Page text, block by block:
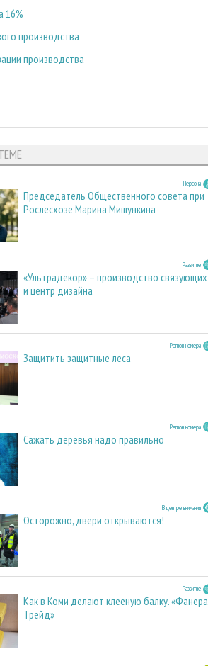
16%
производства
производства
Персона
Председатель Общественного совета при
Рослесхозе Марина Мишункина
Развитие
«Ультрадекор» – производство связующих
и центр дизайна
Регион номера
Защитить защитные леса
Регион номера
Сажать деревья надо правильно
В центре внимания
Осторожно, двери открываются!
Развитие
Как в Коми делают клееную балку. «Фанера
Трейд»